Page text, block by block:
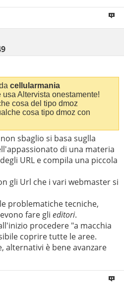
cellularmania
Altervista onestamente!
cosa del tipo dmoz
cosa tipo dmoz con
sbaglio si basa suglla
di una materia
URL e compila una piccola
gli Url che i vari webmaster si
problematiche tecniche,
fare gli editori.
procedere "a macchia
coprire tutte le aree.
alternativi è bene avanzare